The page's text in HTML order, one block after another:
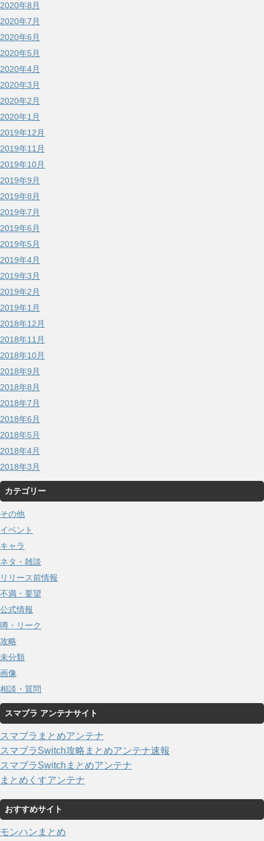
2020年8月
2020年7月
2020年6月
2020年5月
2020年4月
2020年3月
2020年2月
2020年1月
2019年12月
2019年11月
2019年10月
2019年9月
2019年8月
2019年7月
2019年6月
2019年5月
2019年4月
2019年3月
2019年2月
2019年1月
2018年12月
2018年11月
2018年10月
2018年9月
2018年8月
2018年7月
2018年6月
2018年5月
2018年4月
2018年3月
カテゴリー
その他
イベント
キャラ
ネタ・雑談
リリース前情報
不満・要望
公式情報
噂・リーク
攻略
未分類
画像
相談・質問
スマブラ アンテナサイト
スマブラまとめアンテナ
スマブラSwitch攻略まとめアンテナ速報
スマブラSwitchまとめアンテナ
まとめくすアンテナ
おすすめサイト
モンハンまとめ